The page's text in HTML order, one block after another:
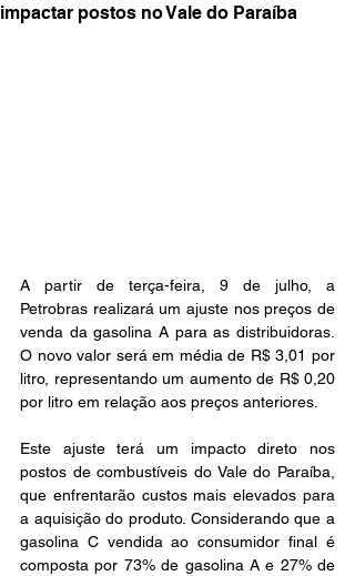
impactar postos no Vale do Paraíba
A partir de terça-feira, 9 de julho, a
Petrobras realizará um ajuste nos preços de
venda da gasolina A para as distribuidoras.
O novo valor será em média de R$ 3,01 por
litro, representando um aumento de R$ 0,20
por litro em relação aos preços anteriores.
Este ajuste terá um impacto direto nos
postos de combustíveis do Vale do Paraíba,
que enfrentarão custos mais elevados para
a aquisição do produto. Considerando que a
gasolina C vendida ao consumidor final é
composta por 73% de gasolina A e 27% de